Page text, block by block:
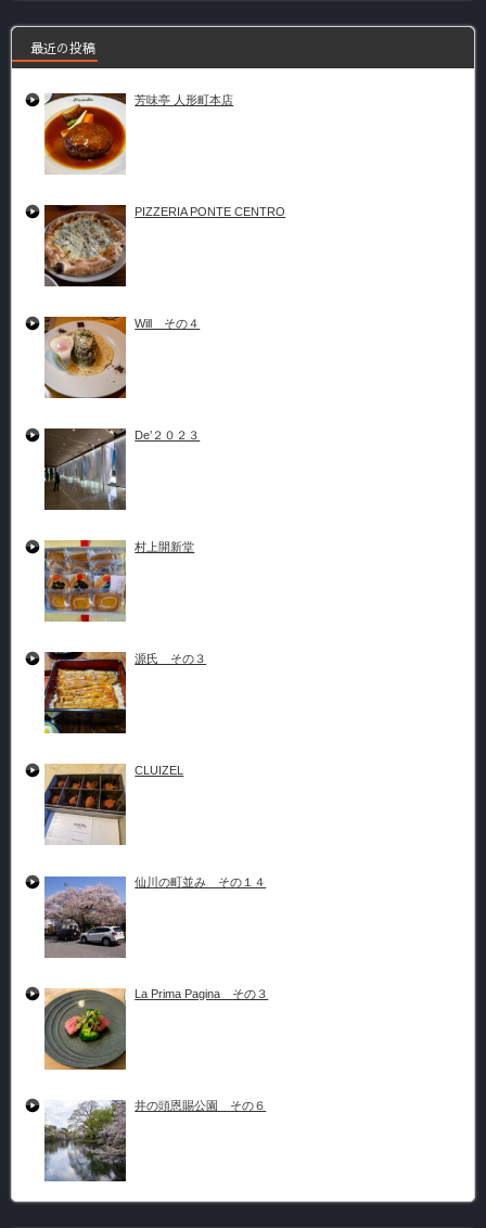
最近の投稿
芳味亭 人形町本店
PIZZERIA PONTE CENTRO
Will その４
De’２０２３
村上開新堂
源氏 その３
CLUIZEL
仙川の町並み その１４
La Prima Pagina その３
井の頭恩賜公園 その６